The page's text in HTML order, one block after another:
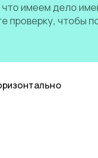
имеем дело
проверку, чтобы